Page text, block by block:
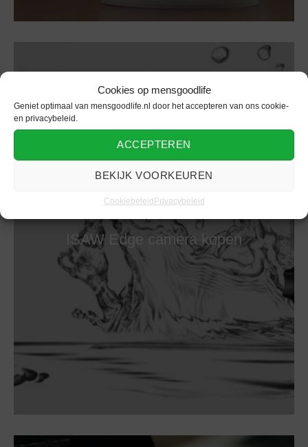
Cookies op mensgoodlife
Geniet optimaal van mensgoodlife.nl door het accepteren van ons cookie-
en privacybeleid.
ACCEPTEREN
BEKIJK VOORKEUREN
CookiebeleidPrivacybeleid
ISAW Edge camera kopen